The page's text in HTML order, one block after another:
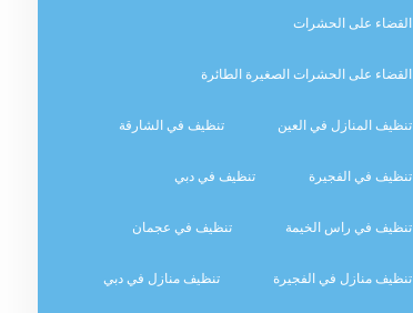
القضاء على الحشرات
القضاء على الحشرات الصغيرة الطائرة
تنظيف المنازل في العين تنظيف في الشارقة
تنظيف في الفجيرة تنظيف في دبي
تنظيف في راس الخيمة تنظيف في عجمان
تنظيف منازل في الفجيرة تنظيف منازل في دبي